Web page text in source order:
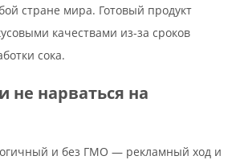
стране мира. Готовый продукт
качествами из-за сроков
сока.
не нарваться на
и без ГМО — рекламный ход и